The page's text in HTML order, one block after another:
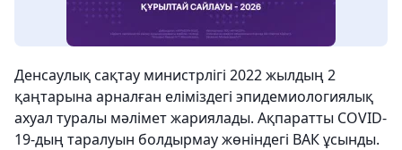
Денсаулық сақтау министрлігі 2022 жылдың 2
қаңтарына арналған еліміздегі эпидемиологиялық
ахуал туралы мәлімет жариялады. Ақпаратты COVID-
19-дың таралуын болдырмау жөніндегі ВАК ұсынды.